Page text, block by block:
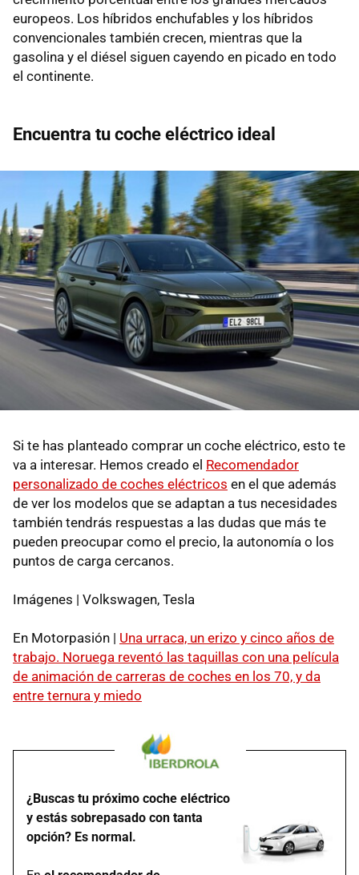
europeos. Los híbridos enchufables y los híbridos
convencionales también crecen, mientras que la
gasolina y el diésel siguen cayendo en picado en todo
el continente.
Encuentra tu coche eléctrico ideal
Si te has planteado comprar un coche eléctrico, esto te
va a interesar. Hemos creado el Recomendador
personalizado de coches eléctricos en el que además
de ver los modelos que se adaptan a tus necesidades
también tendrás respuestas a las dudas que más te
pueden preocupar como el precio, la autonomía o los
puntos de carga cercanos.
Imágenes | Volkswagen, Tesla
En Motorpasión | Una urraca, un erizo y cinco años de
trabajo. Noruega reventó las taquillas con una película
de animación de carreras de coches en los 70, y da
entre ternura y miedo
¿Buscas tu próximo coche eléctrico
y estás sobrepasado con tanta
opción? Es normal.